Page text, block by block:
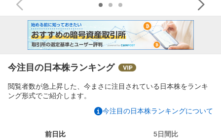
今注目の日本株ランキング
閲覧者数が急上昇した、今まさに注目されている日本株をランキ
ング形式でご紹介します。
今注目の日本株ランキングについて
前日比 5日間比